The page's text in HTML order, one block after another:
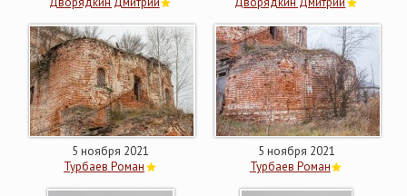
5 ноября 2021
Турбаев Роман
5 ноября 2021
Турбаев Роман